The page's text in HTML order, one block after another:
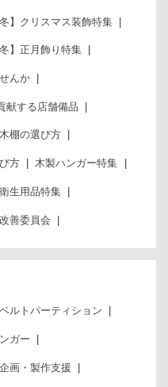
冬】クリスマス装飾特集
冬】正月飾り特集
んか
献する店舗備品
棚の選び方
方 木製ハンガー特集
生用品特集
善委員会
ルトパーティション
ガー
画・製作支援